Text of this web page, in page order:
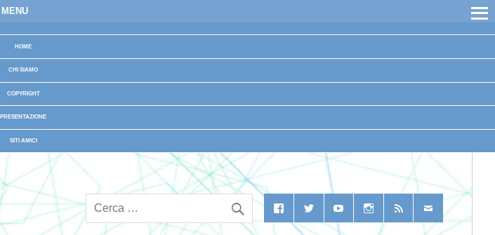
MENU
HOME
CHI SIAMO
COPYRIGHT
PRESENTAZIONE
SITI AMICI